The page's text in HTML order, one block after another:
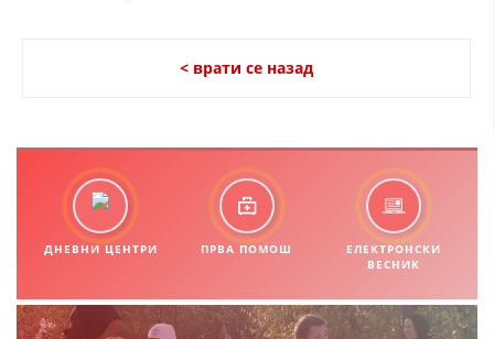
< врати се назад
ДНЕВНИ ЦЕНТРИ ПРВА ПОМОШ
ЕЛЕКТРОНСКИ
ВЕСНИК